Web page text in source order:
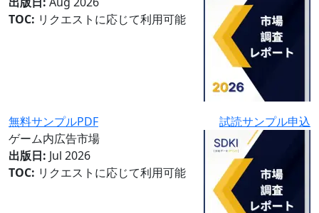
TOC: リクエストに応じて利用可能
無料サンプルPDF
試読サンプル申込
ゲーム内広告市場
出版日: Jul 2026
TOC: リクエストに応じて利用可能